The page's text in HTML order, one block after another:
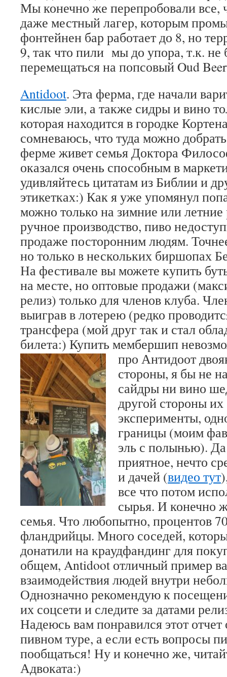
Мы конечно же перепробовали все,
даже местный лагер, которым
фонтейнен бар работает до 8, но
9, так что пили мы до упора, т.к.
перемещаться на попсовый Oud
Antidoot. Эта ферма, где начали
кислые эли, а также сидры и вино
которая находится в городке
сомневаюсь, что туда можно
ферме живет семья Доктора
оказался очень способным в
удивляйтесь цитатам из Библии и
этикетках:) Как я уже упомянул
можно только на зимние или
ручное производство, пиво
продаже посторонним людям.
но только в нескольких биршопах
На фестивале вы можете купить
на месте, но оптовые продажи
релиз) только для членов клуба.
выиграв в лотерею (редко
трансфера (мой друг так и стал
билета:) Купить мембершип
про Антидоот
стороны, я бы не
сайдры ни вино
другой стороны
эксперименты,
границы (моим
эль с полынью).
приятное, нечто
и дачей (видео тут
все что потом
сырья. И конечно
семья. Что любопытно, процентов
фландрийцы. Много соседей,
донатили на краудфандинг для
общем, Antidoot отличный пример
взаимодействия людей внутри
Однозначно рекомендую к
их соцсети и следите за датами
Надеюсь вам понравился этот
пивном туре, а если есть вопросы
пообщаться! Ну и конечно же,
Адвоката:)